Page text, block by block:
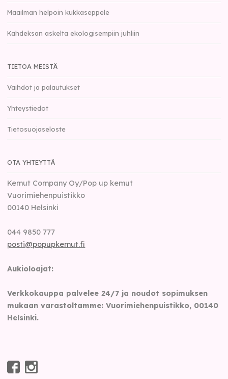
Maailman helpoin kukkaseppele
Kahdeksan askelta ekologisempiin juhliin
TIETOA MEISTÄ
Vaihdot ja palautukset
Yhteystiedot
Tietosuojaseloste
OTA YHTEYTTÄ
Kemut Company Oy/Pop up kemut
Vuorimiehenpuistikko
00140 Helsinki
044 9850 777
posti@popupkemut.fi
Aukioloajat:
Verkkokauppa palvelee 24/7 ja noudot sopimuksen
mukaan varastoltamme: Vuorimiehenpuistikko, 00140
Helsinki.